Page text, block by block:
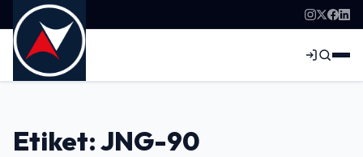
Etiket: JNG-90